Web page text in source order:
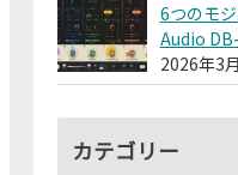
6つのモ
Audio
2026年3
カテゴリー